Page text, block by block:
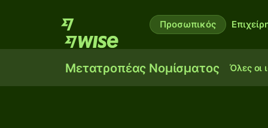
Προσωπικός
Μετατροπέας Νομίσματος Όλες οι